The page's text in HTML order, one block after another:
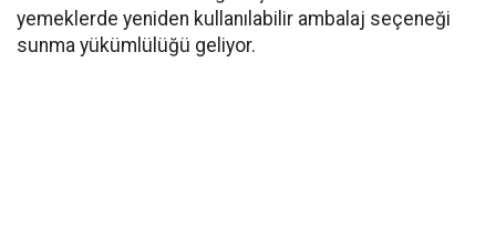
yemeklerde yeniden kullanılabilir ambalaj seçeneği
sunma yükümlülüğü geliyor.